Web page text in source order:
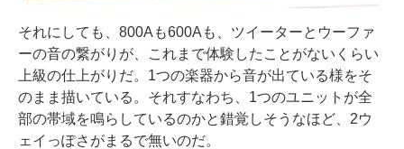
それにしても、800Aも600Aも、ツイーターとウーファ
ーの音の繋がりが、これまで体験したことがないくらい
上級の仕上がりだ。1つの楽器から音が出ている様をそ
のまま描いている。それすなわち、1つのユニットが全
部の帯域を鳴らしているのかと錯覚しそうなほど、2ウ
ェイっぽさがまるで無いのだ。